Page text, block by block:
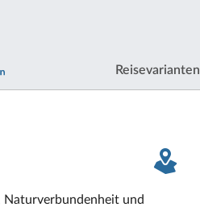
Reisevarianten
Naturverbundenheit und